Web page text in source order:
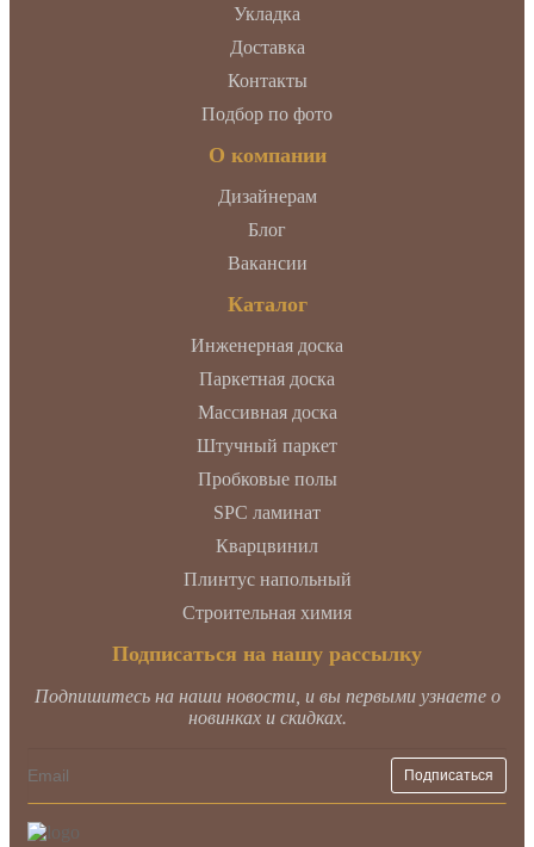
Укладка
Доставка
Контакты
Подбор по фото
О компании
Дизайнерам
Блог
Вакансии
Каталог
Инженерная доска
Паркетная доска
Массивная доска
Штучный паркет
Пробковые полы
SPC ламинат
Кварцвинил
Плинтус напольный
Строительная химия
Подписаться на нашу рассылку
Подпишитесь на наши новости, и вы первыми узнаете о
новинках и скидках.